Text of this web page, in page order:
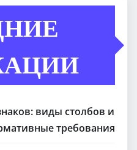
виды столбов и
требования